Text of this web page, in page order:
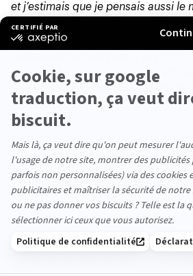
et j’estimais que je pensais aussi le
poursuit-elle.
je n’ai jamais eu de réponse à mes
femmes à Davos. Je me suis dit :
ce qu’on ose penser le monde de
femmes ?!”.
Révoltée par ce constat, elle
même à cette problématique
Forum for the Economy and Society
peut pas accepter que le monde
s’insurge-t-elle.Le Women’s
qui est devenu, trois ans après
mondial.Il a été élu dans les 5
monde par le Financial Times .
c’était de faire parler des femmes